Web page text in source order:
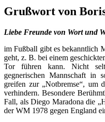
Grußwort von
Liebe Freunde von Wort und
im Fußball gibt es bekanntlich
geht, z. B. bei einem
Tor führen kann. Nicht
gegnerischen Mannschaft in
greifen zur „Notbremse“, um
verhindern. Besondere
Fall, als Diego Maradona die
der WM 1978 gegen England